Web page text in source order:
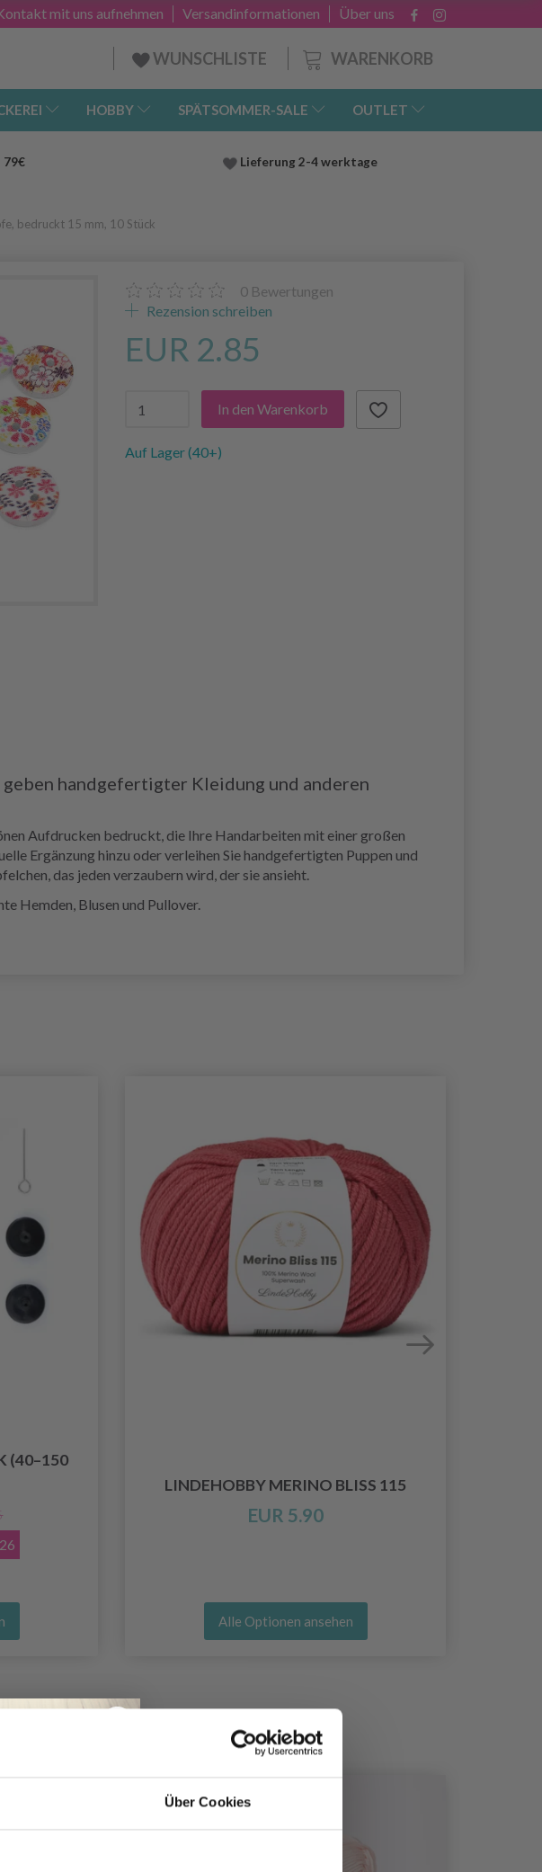
Über Cookies
Über uns
Versandinformationen
mit uns aufnehmen
WARENKORB
WUNSCHLISTE
HOBBY SPÄTSOMMER-SALE OUTLET
79€ Lieferung 2-4 werktage
bedruckt 15 mm, 10 Stück
0 Bewertungen
Rezension schreiben
EUR 2.85
In den Warenkorb
Auf Lager (40+)
handgefertigter Kleidung und anderen
Aufdrucken bedruckt, die Ihre Handarbeiten mit einer großen
Ergänzung hinzu oder verleihen Sie handgefertigten Puppen und
das jeden verzaubern wird, der sie ansieht.
Hemden, Blusen und Pullover.
(40–150
LINDEHOBBY MERINO BLISS 115
EUR 5.90
Alle Optionen ansehen